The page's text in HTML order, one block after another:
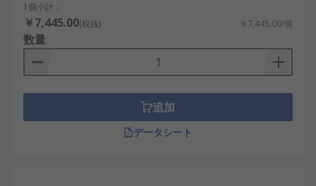
1個小計：
￥7,445.00(税抜) ￥7,445.00/個
数量
追加
データシート